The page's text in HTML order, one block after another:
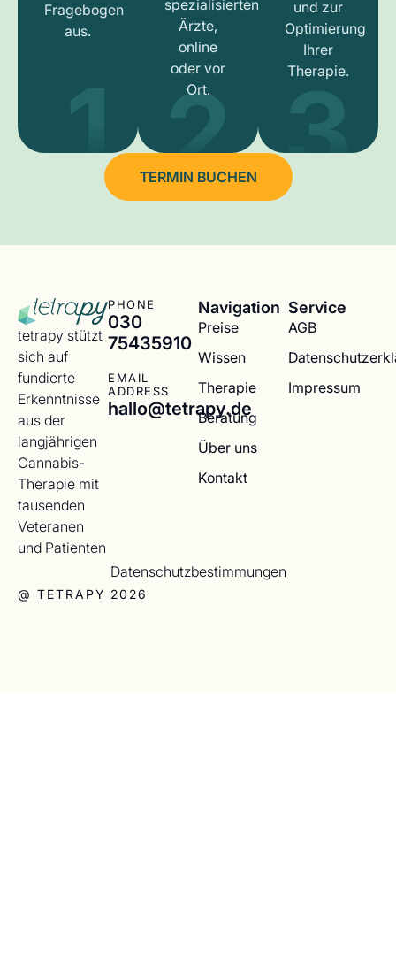
Fragebogen
aus.
1
Ärzte,
online
oder vor
Ort.
2
und zur
Optimierung
Ihrer
Therapie.
3
TERMIN BUCHEN
tetrapy stützt
sich auf
fundierte
Erkenntnisse
aus der
langjährigen
Cannabis-
Therapie mit
tausenden
Veteranen
und Patienten
PHONE
030
75435910
EMAIL
ADDRESS
hallo@tetrapy.de
Navigation
Preise
Wissen
Therapie
Beratung
Über uns
Kontakt
Service
AGB
Impressum
@ TETRAPY 2026
Datenschutzbestimmungen